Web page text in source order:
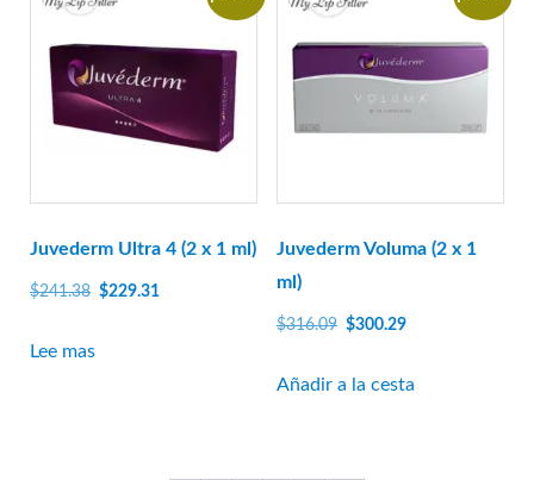
Juvederm Ultra 4 (2 x 1 ml)
$241.38 El
$229.31
Lee mas
Juvederm Voluma (2 x 1
ml)
$316.09 El
original
$300.29
actual
Añadir a la cesta
ExoCoBio
Laboratorio de colinas forestales
I+D de Ganá
IBSA
Jetema
LG química
MatexLab